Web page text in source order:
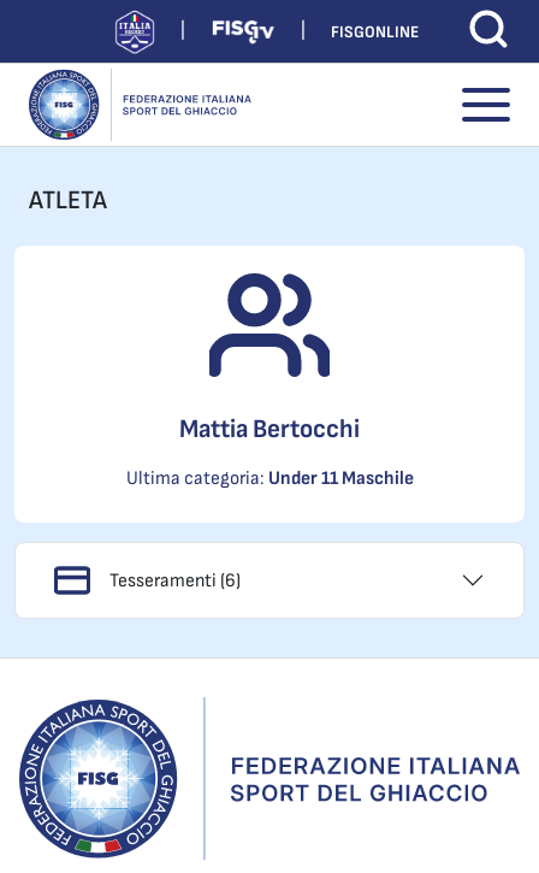
FISGONLINE
ATLETA
Mattia Bertocchi
Ultima categoria: Under 11 Maschile
Tesseramenti (6)